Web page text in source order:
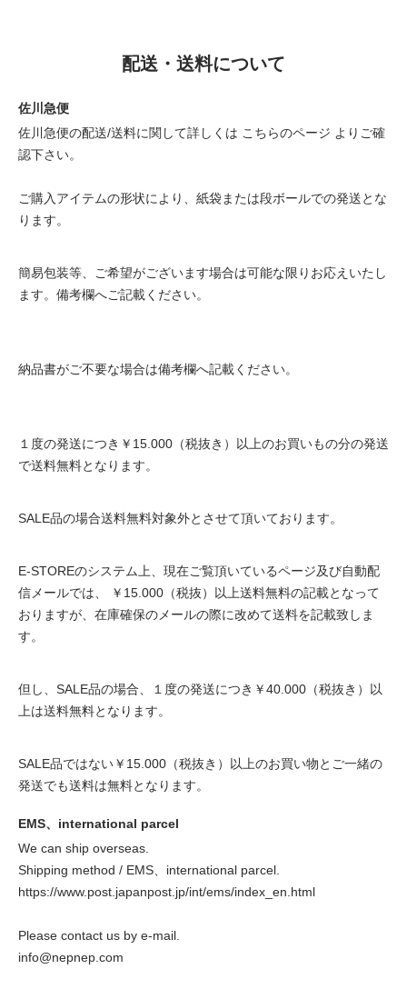
配送・送料について
佐川急便
佐川急便の配送/送料に関して詳しくは こちらのページ よりご確
認下さい。
ご購入アイテムの形状により、紙袋または段ボールでの発送とな
ります。
簡易包装等、ご希望がございます場合は可能な限りお応えいたし
ます。備考欄へご記載ください。
納品書がご不要な場合は備考欄へ記載ください。
１度の発送につき￥15.000（税抜き）以上のお買いもの分の発送
で送料無料となります。
SALE品の場合送料無料対象外とさせて頂いております。
E-STOREのシステム上、現在ご覧頂いているページ及び自動配
信メールでは、 ￥15.000（税抜）以上送料無料の記載となって
おりますが、在庫確保のメールの際に改めて送料を記載致しま
す。
但し、SALE品の場合、１度の発送につき￥40.000（税抜き）以
上は送料無料となります。
SALE品ではない￥15.000（税抜き）以上のお買い物とご一緒の
発送でも送料は無料となります。
EMS、international parcel
We can ship overseas.
Shipping method / EMS、international parcel.
https://www.post.japanpost.jp/int/ems/index_en.html
Please contact us by e-mail.
info@nepnep.com